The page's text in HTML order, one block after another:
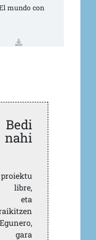
mundo con
libre,
eta
gara